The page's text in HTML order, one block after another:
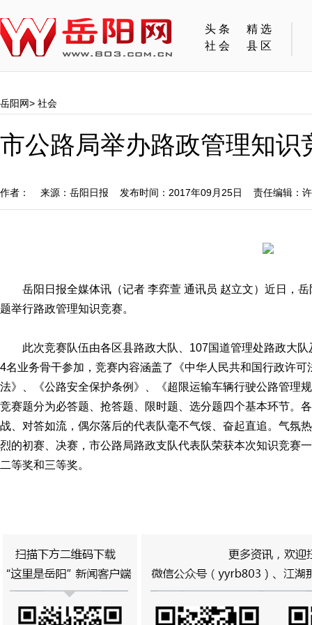
头条
精选
社会
县区
岳阳网> 社会
市公路局举办路政管理知识
作者： 来源：岳阳日报 发布时间：2017年09月25日 责任编辑：
岳阳日报全媒体讯（记者 李弈萱 通讯员 赵立文）近日，
题举行路政管理知识竞赛。
此次竞赛队伍由各区县路政大队、107国道管理处路政大
4名业务骨干参加，竞赛内容涵盖了《中华人民共和国行政许
法》、《公路安全保护条例》、《超限运输车辆行驶公路管理
竞赛题分为必答题、抢答题、限时题、选分题四个基本环节。
战、对答如流，偶尔落后的代表队毫不气馁、奋起直追。气氛
烈的初赛、决赛，市公路局路政支队代表队荣获本次知识竞赛
二等奖和三等奖。